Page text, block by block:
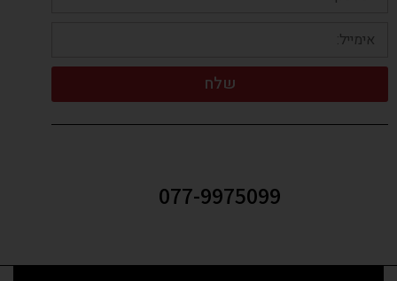
שלח
077-9975099